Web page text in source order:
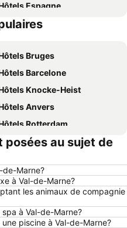
Espagne
Ardennes belges
Bruges
Barcelone
Knocke-Heist
Anvers
Rotterdam
Durbuy
Le Coq
Dunkerque
France
Ténérife
posées au sujet de
de-Marne?
à Val-de-Marne?
les animaux de compagnie
à Val-de-Marne?
piscine à Val-de-Marne?